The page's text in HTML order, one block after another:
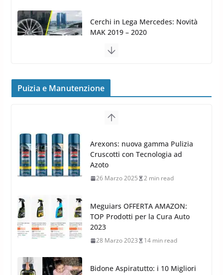
MAK FIVESTAR (2019)
24 Luglio 2019 1 min read
8 Aprile 2026 7 min read
l’acquisizione di Reedijk
3 Dicembre 2024 3 min read
Puizia e Manutenzione
Meguiars OFFERTA AMAZON:
TOP Prodotti per la Cura Auto
2023
28 Marzo 2023 14 min read
Bidone Aspiratutto: i 10 Migliori
Bidoni per la Pulizia Auto
6 Maggio 2022
Gun per la tua Idropulitrice?